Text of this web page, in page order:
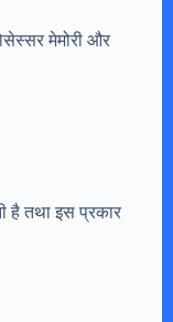
मेमोरी और
है तथा इस प्रकार